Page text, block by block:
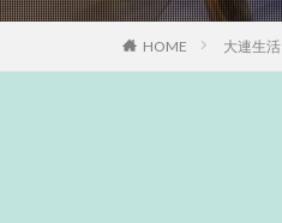
HOME 大連生活